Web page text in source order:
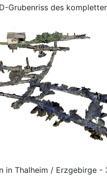
Grubenriss des
in Thalheim / Erzgebirge -